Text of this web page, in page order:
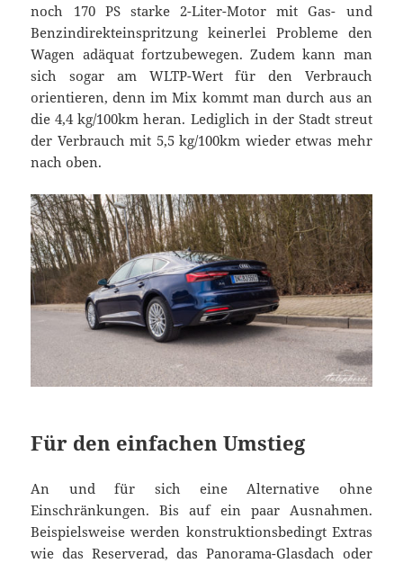
noch 170 PS starke 2-Liter-Motor mit Gas- und
Benzindirekteinspritzung keinerlei Probleme den
Wagen adäquat fortzubewegen. Zudem kann man
sich sogar am WLTP-Wert für den Verbrauch
orientieren, denn im Mix kommt man durch aus an
die 4,4 kg/100km heran. Lediglich in der Stadt streut
der Verbrauch mit 5,5 kg/100km wieder etwas mehr
nach oben.
Für den einfachen Umstieg
An und für sich eine Alternative ohne
Einschränkungen. Bis auf ein paar Ausnahmen.
Beispielsweise werden konstruktionsbedingt Extras
wie das Reserverad, das Panorama-Glasdach oder